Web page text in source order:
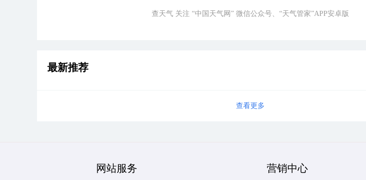
查天气 关注 “中国天气网” 微信公众号、“天气管家”APP安卓版
最新推荐
查看更多
网站服务 营销中心